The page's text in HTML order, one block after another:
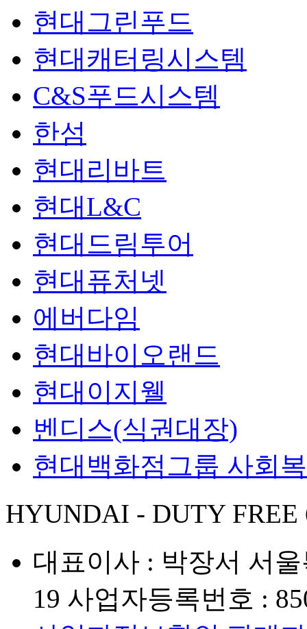
현대그린푸드
현대캐터링시스템
C&S푸드시스템
한섬
현대리바트
현대L&C
현대드림투어
현대퓨처넷
에버다임
현대바이오랜드
현대이지웰
벤디스(식권대장)
현대백화점그룹 사회
HYUNDAI - DUTY FREE
대표이사 : 박장서 서
19 사업자등록번호 :